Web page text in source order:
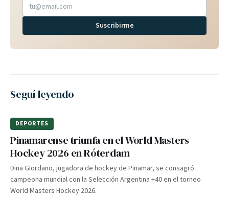
Suscribirme
Seguí leyendo
DEPORTES
Pinamarense triunfa en el World Masters
Hockey 2026 en Róterdam
Dina Giordano, jugadora de hockey de Pinamar, se consagró
campeona mundial con la Selección Argentina +40 en el torneo
World Masters Hockey 2026.